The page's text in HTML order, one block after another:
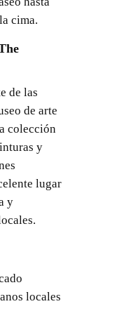
cima.
de las
de arte
colección
y
lugar
y
locales